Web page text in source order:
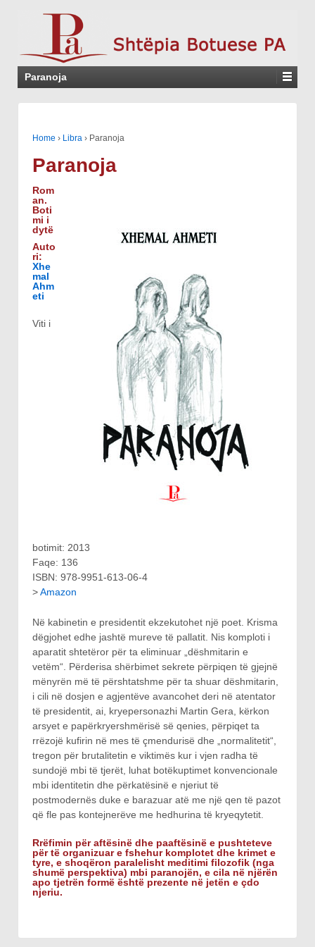
Paranoja
Home › Libra › Paranoja
Paranoja
Rom
an.
Boti
mi i
dytë
Auto
ri:
Xhe
mal
Ahm
eti
Viti i
botimit: 2013
Faqe: 136
ISBN: 978-9951-613-06-4
>Amazon
Në kabinetin e presidentit ekzekutohet një poet. Krisma
dëgjohet edhe jashtë mureve të pallatit. Nis komploti i
aparatit shtetëror për ta eliminuar „dëshmitarin e
vetëm“. Përderisa shërbimet sekrete përpiqen të gjejnë
mënyrën më të përshtatshme për ta shuar dëshmitarin,
i cili në dosjen e agjentëve avancohet deri në atentator
të presidentit, ai, kryepersonazhi Martin Gera, kërkon
arsyet e papërkryershmërisë së qenies, përpiqet ta
rrëzojë kufirin në mes të çmendurisë dhe „normalitetit“,
tregon për brutalitetin e viktimës kur i vjen radha të
sundojë mbi të tjerët, luhat botëkuptimet konvencionale
mbi identitetin dhe përkatësinë e njeriut të
postmodernës duke e barazuar atë me një qen të pazot
që fle pas kontejnerëve me hedhurina të kryeqytetit.
Rrëfimin për aftësinë dhe paaftësinë e pushteteve
për të organizuar e fshehur komplotet dhe krimet e
tyre, e shoqëron paralelisht meditimi filozofik (nga
shumë perspektiva) mbi paranojën, e cila në njërën
apo tjetrën formë është prezente në jetën e çdo
njeriu.